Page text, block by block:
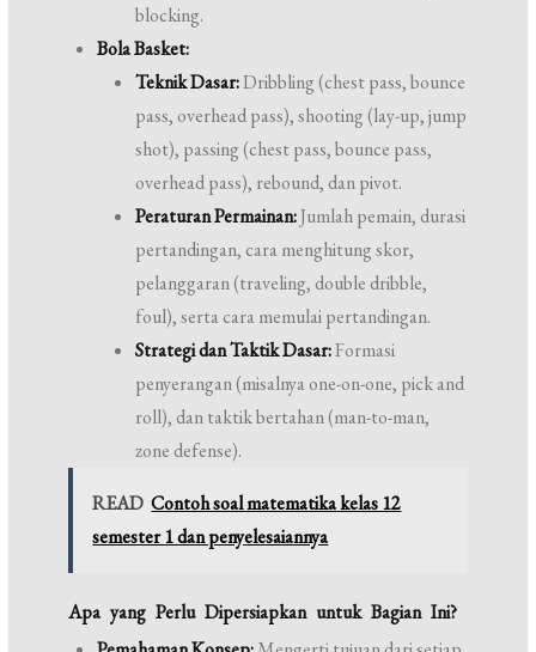
blocking.
Bola Basket:
Teknik Dasar:Dribbling (chest pass, bounce
pass, overhead pass), shooting (lay-up, jump
shot), passing (chest pass, bounce pass,
overhead pass), rebound, dan pivot.
Peraturan Permainan:Jumlah pemain, durasi
pertandingan, cara menghitung skor,
pelanggaran (traveling, double dribble,
foul), serta cara memulai pertandingan.
Strategi dan Taktik Dasar:Formasi
penyerangan (misalnya one-on-one, pick and
roll), dan taktik bertahan (man-to-man,
zone defense).
READ Contoh soal matematika kelas 12
semester 1 dan penyelesaiannya
Apa yang Perlu Dipersiapkan untuk Bagian Ini?